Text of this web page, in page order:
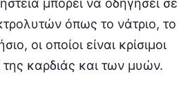
μπορεί να οδηγήσει σε
όπως το νάτριο, το
οι οποίοι είναι κρίσιμοι
της καρδιάς και των μυών.